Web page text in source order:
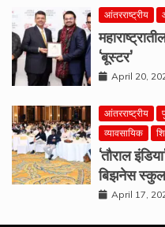
आंतरराष्ट्रीय
‘बूस्टर’
April 20,
आंतरराष्ट्रीय
व्यावसायिक
‘तौराल
बिझनेस
April 17,